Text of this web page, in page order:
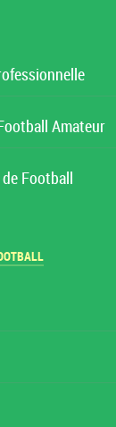
Amateur
Football